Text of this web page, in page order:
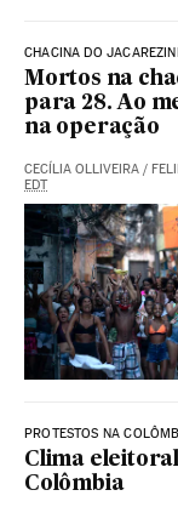
CHACINA DO
Mortos na
para 28. Ao
na operação
CECÍLIA OLLIVEIRA /
EDT
PROTESTOS NA
Clima
Colômbia